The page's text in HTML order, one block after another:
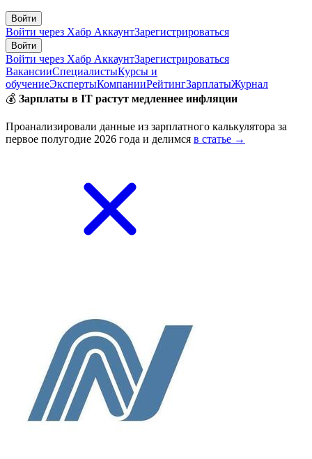
Войти
Войти через Хабр АккаунтЗарегистрироваться
Войти
Войти через Хабр АккаунтЗарегистрироваться
ВакансииСпециалистыКурсы и
обучениеЭкспертыКомпанииРейтингЗарплатыЖурнал
💰 Зарплаты в IT растут медленнее инфляции
Проанализировали данные из зарплатного калькулятора за
первое полугодие 2026 года и делимся в статье →